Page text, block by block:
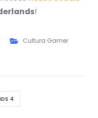
!
Cultura Gamer
4